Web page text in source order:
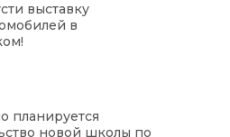
выставку
в
планируется
новой школы по